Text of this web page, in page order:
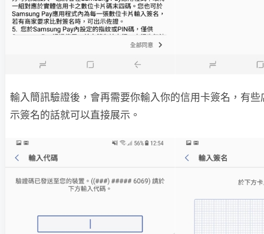
輸入簡訊驗證後，會再需要你輸入你的信用卡簽名，有些
示簽名的話就可以直接展示。